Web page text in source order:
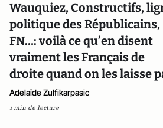
Wauquiez, Constructifs,
politique des Républicains,
FN…: voilà ce qu’en disent
vraiment les Français de
droite quand on les laisse
Adelaïde Zulfikarpasic
1 min de lecture